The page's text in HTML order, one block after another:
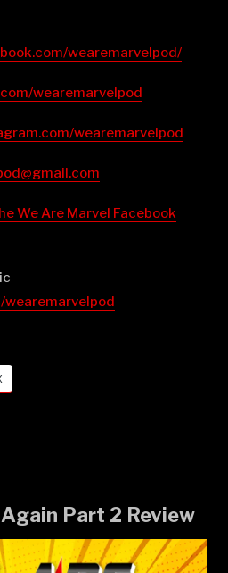
wearemarvelpod/⁠⁠⁠⁠⁠⁠⁠⁠⁠⁠⁠⁠⁠⁠⁠⁠⁠⁠⁠⁠⁠⁠⁠⁠⁠⁠⁠⁠⁠⁠⁠⁠⁠⁠⁠⁠⁠⁠⁠⁠⁠⁠⁠⁠⁠⁠⁠⁠
wearemarvelpod⁠⁠⁠⁠⁠⁠⁠⁠⁠⁠⁠⁠⁠⁠⁠⁠⁠⁠⁠⁠⁠⁠⁠⁠⁠⁠⁠⁠⁠⁠⁠⁠⁠⁠⁠⁠⁠⁠⁠⁠⁠⁠⁠⁠⁠⁠⁠⁠
wearemarvelpod⁠⁠⁠⁠⁠⁠⁠⁠⁠⁠⁠⁠⁠⁠⁠⁠⁠⁠⁠⁠⁠⁠⁠⁠⁠⁠⁠⁠⁠⁠⁠⁠⁠⁠⁠⁠⁠⁠⁠⁠⁠⁠⁠⁠⁠⁠⁠⁠
We Are Marvel Facebook
Part 2 Review